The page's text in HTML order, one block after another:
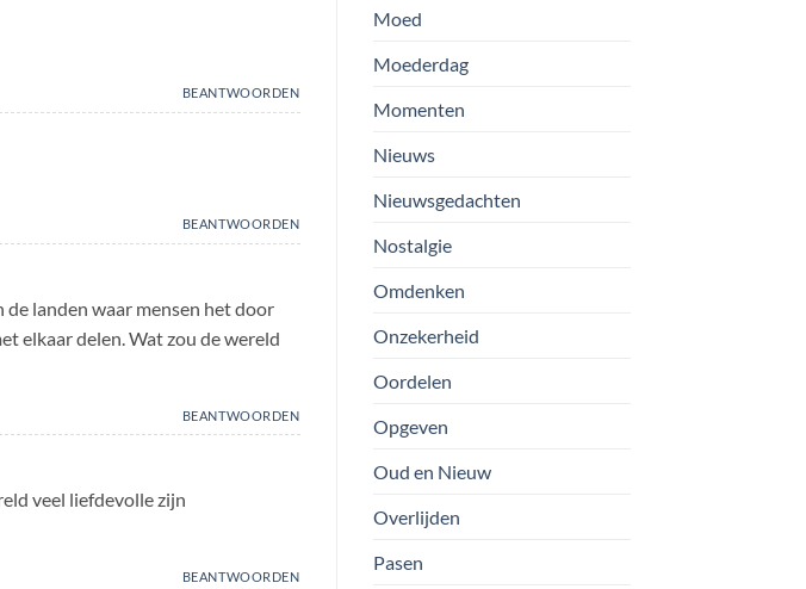
BEANTWOORDEN
BEANTWOORDEN
de landen waar mensen het door
elkaar delen. Wat zou de wereld
BEANTWOORDEN
veel liefdevolle zijn
BEANTWOORDEN
Moed
Moederdag
Momenten
Nieuws
Nieuwsgedachten
Nostalgie
Omdenken
Onzekerheid
Oordelen
Opgeven
Oud en Nieuw
Overlijden
Pasen